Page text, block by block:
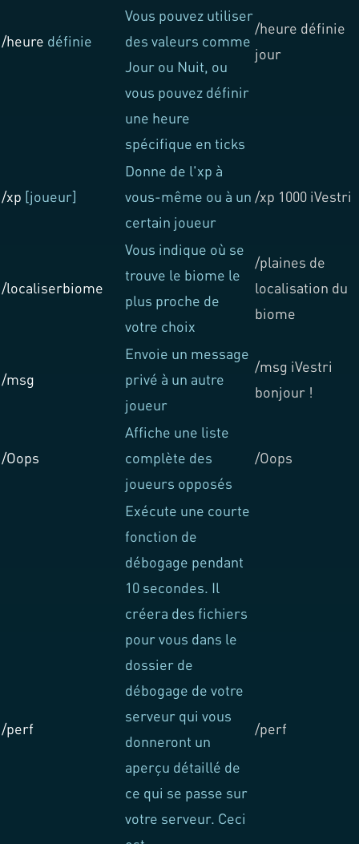
/heure définie
Vous pouvez utiliser
des valeurs comme
Jour ou Nuit, ou
vous pouvez définir
une heure
spécifique en ticks
/heure définie
jour
/xp [joueur]
Donne de l'xp à
vous-même ou à un
certain joueur
/xp 1000 iVestri
/localiserbiome
Vous indique où se
trouve le biome le
plus proche de
votre choix
/plaines de
localisation du
biome
/msg
Envoie un message
privé à un autre
joueur
/msg iVestri
bonjour !
/Oops
Affiche une liste
complète des
joueurs opposés
/Oops
/perf
Exécute une courte
fonction de
débogage pendant
10 secondes. Il
créera des fichiers
pour vous dans le
dossier de
débogage de votre
serveur qui vous
donneront un
aperçu détaillé de
ce qui se passe sur
votre serveur. Ceci
/perf